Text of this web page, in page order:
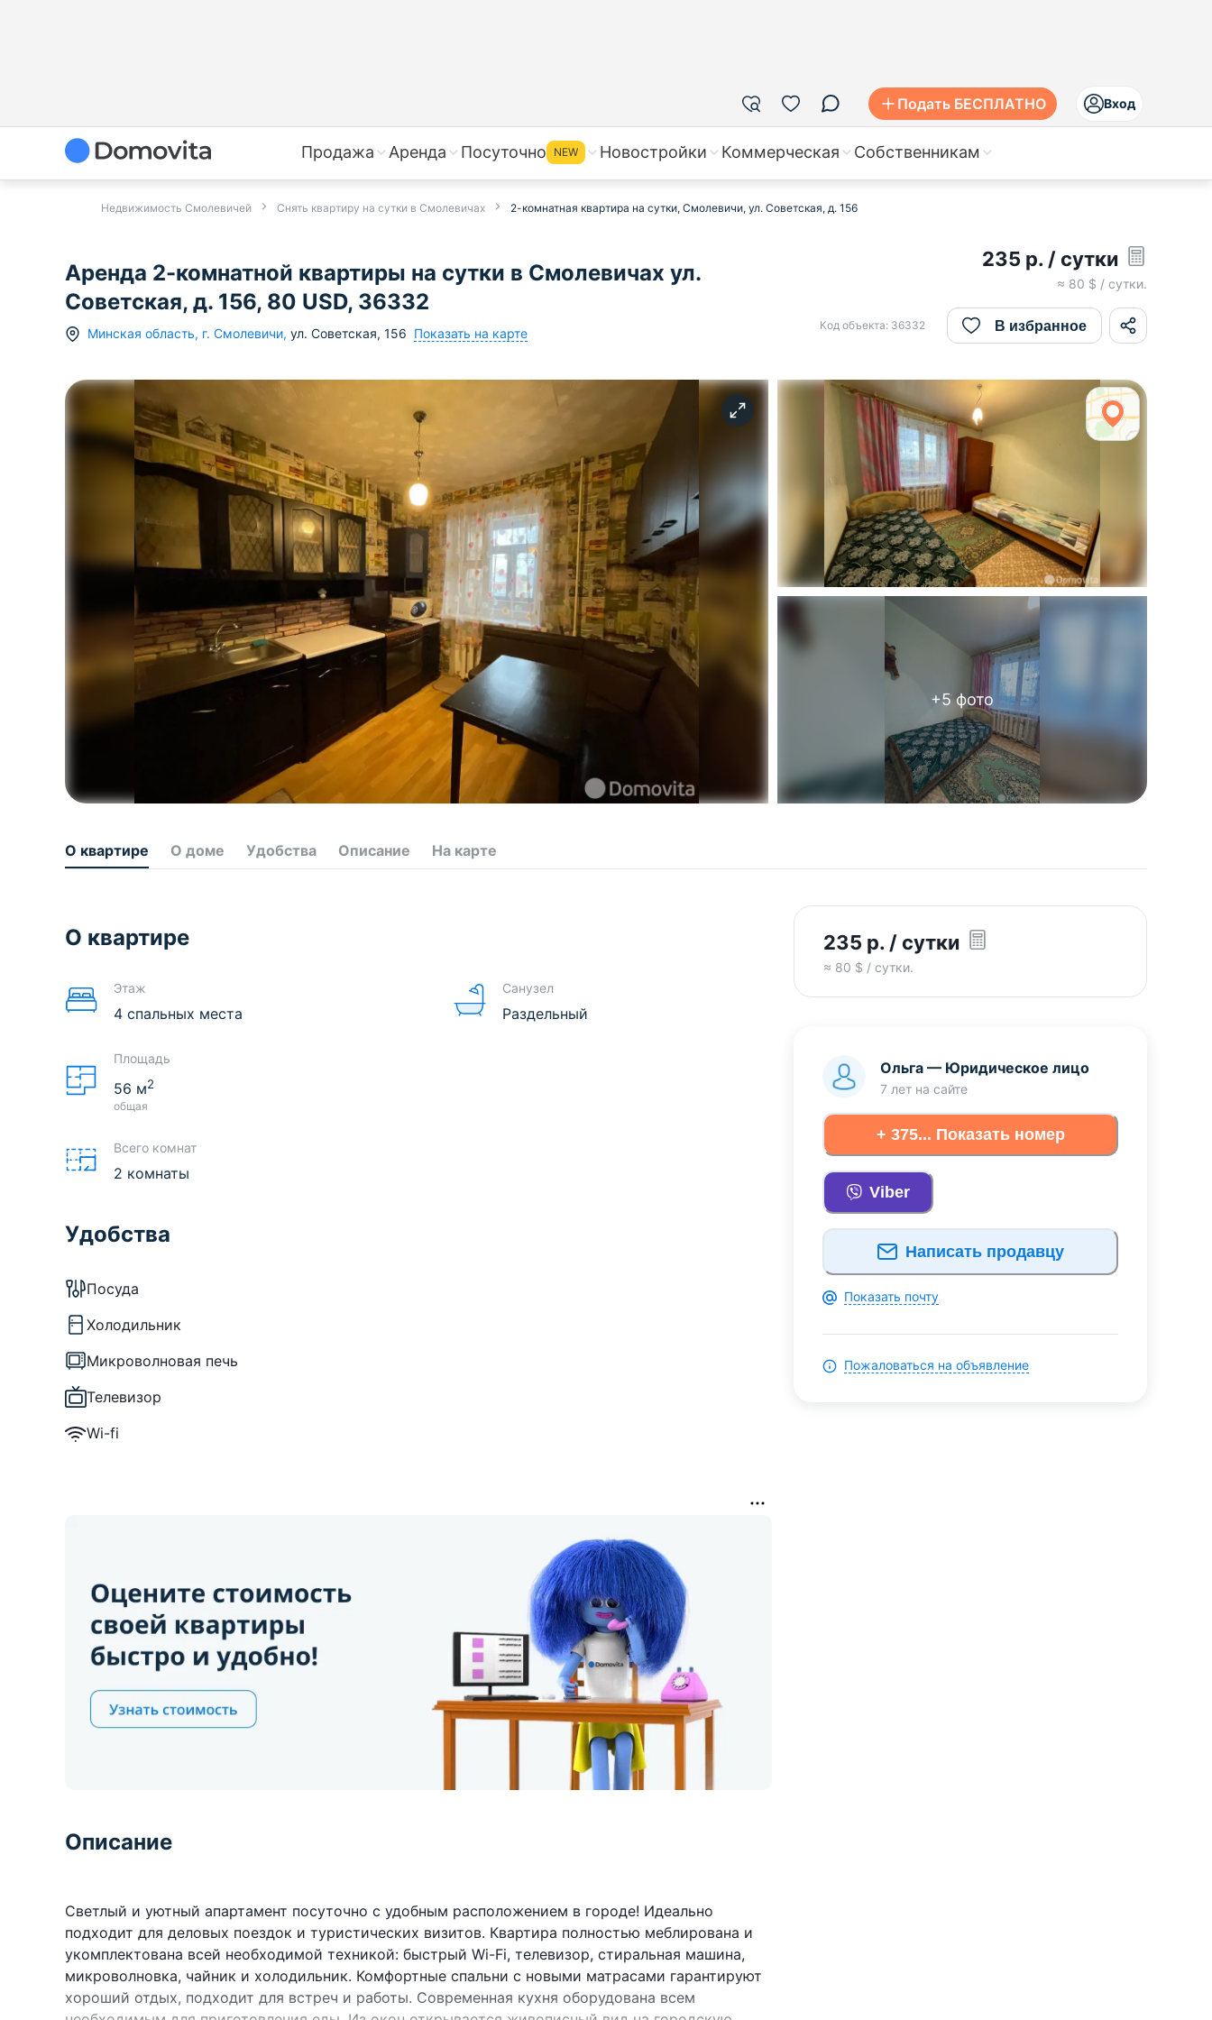
Подать БЕСПЛАТНО Вход
Продажа Аренда Посуточно NEW Новостройки Коммерческая Собственникам
Недвижимость Смолевичей Снять квартиру на сутки в Смолевичах 2-комнатная квартира на сутки, Смолевичи, ул. Советская, д. 156
Аренда 2-комнатной квартиры на сутки в Смолевичах ул.
Советская, д. 156, 80 USD, 36332
Минская область, г. Смолевичи, ул. Советская, 156 Показать на карте
235 р. / сутки
≈ 80 $ / сутки.
Код объекта: 36332 В избранное
+5 фото
О квартире О доме Удобства Описание На карте
О квартире
Этаж
4 спальных места
Площадь
56 м2
общая
Всего комнат
2 комнаты
Санузел
Раздельный
Удобства
Посуда
Холодильник
Микроволновая печь
Телевизор
Wi-fi
Описание
Светлый и уютный апартамент посуточно с удобным расположением в городе! Идеально
подходит для деловых поездок и туристических визитов. Квартира полностью меблирована и
укомплектована всей необходимой техникой: быстрый Wi-Fi, телевизор, стиральная машина,
микроволновка, чайник и холодильник. Комфортные спальни с новыми матрасами гарантируют
хороший отдых, подходит для встреч и работы. Современная кухня оборудована всем
235 р. / сутки
≈ 80 $ / сутки.
Ольга — Юридическое лицо
7 лет на сайте
+ 375... Показать номер
Viber
Написать продавцу
Показать почту
Пожаловаться на объявление